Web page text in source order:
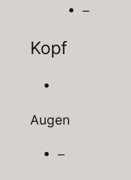
–
Kopf
Augen
–